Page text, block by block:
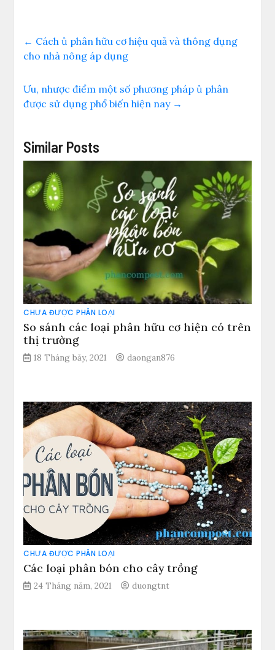
← Cách ủ phân hữu cơ hiệu quả và thông dụng
cho nhà nông áp dụng
Ưu, nhược điểm một số phương pháp ủ phân
được sử dụng phổ biến hiện nay →
Similar Posts
CHƯA ĐƯỢC PHÂN LOẠI
So sánh các loại phân hữu cơ hiện có trên
thị trường
18 Tháng bảy, 2021 daongan876
CHƯA ĐƯỢC PHÂN LOẠI
Các loại phân bón cho cây trồng
24 Tháng năm, 2021 duongtnt